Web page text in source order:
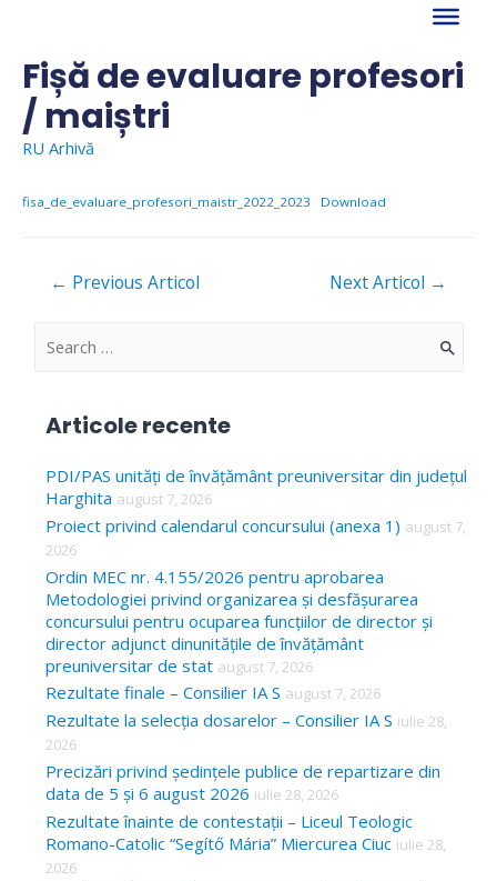
contentFișă de evaluare profesori
/ maiștri
RU Arhivă
fisa_de_evaluare_profesori_maistr_2022_2023 Download
Navigare
← Previous Articol Next Articol →
S
c
h
f
o
r
Articole recente
PDI/PAS unități de învățământ preuniversitar din județul
Harghita august 7, 2026
Proiect privind calendarul concursului (anexa 1) august 7,
2026
Ordin MEC nr. 4.155/2026 pentru aprobarea
Metodologiei privind organizarea și desfășurarea
concursului pentru ocuparea funcțiilor de director și
director adjunct dinunitățile de învățământ
preuniversitar de stat august 7, 2026
Rezultate finale – Consilier IA S august 7, 2026
Rezultate la selecția dosarelor – Consilier IA S iulie 28,
2026
Precizări privind ședințele publice de repartizare din
data de 5 și 6 august 2026 iulie 28, 2026
Rezultate înainte de contestații – Liceul Teologic
Romano-Catolic “Segítő Mária” Miercurea Ciuc iulie 28,
2026